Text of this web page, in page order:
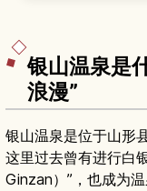
银山温泉是
浪漫”
银山温泉是位于山形
这里过去曾有进行白
Ginzan）”，也成为温